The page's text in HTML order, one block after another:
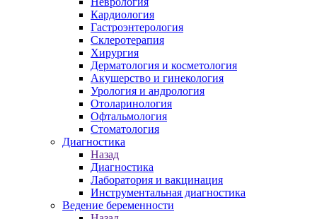
Кардиология
Гастроэнтерология
Склеротерапия
Хирургия
Дерматология и косметология
Акушерство и гинекология
Урология и андрология
Отоларинология
Офтальмология
Стоматология
Диагностика
Назад
Диагностика
Лаборатория и вакцинация
Инструментальная диагностика
Ведение беременности